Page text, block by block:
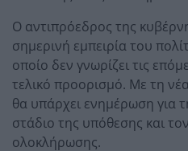
Ο αντιπρόεδρος της
σημερινή εμπειρία του
οποίο δεν γνωρίζει τις
τελικό προορισμό. Με τη
θα υπάρχει ενημέρωση για
στάδιο της υπόθεσης και
ολοκλήρωσης.